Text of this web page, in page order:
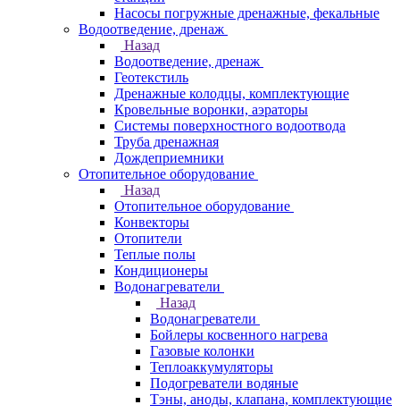
Насосы погружные дренажные, фекальные
Водоотведение, дренаж
Назад
Водоотведение, дренаж
Геотекстиль
Дренажные колодцы, комплектующие
Кровельные воронки, аэраторы
Системы поверхностного водоотвода
Труба дренажная
Дождеприемники
Отопительное оборудование
Назад
Отопительное оборудование
Конвекторы
Отопители
Теплые полы
Кондиционеры
Водонагреватели
Назад
Водонагреватели
Бойлеры косвенного нагрева
Газовые колонки
Теплоаккумуляторы
Подогреватели водяные
Тэны, аноды, клапана, комплектующие